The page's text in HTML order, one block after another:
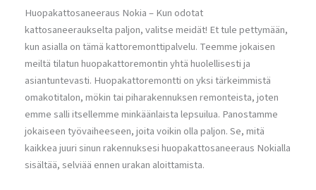
Huopakattosaneeraus Nokia – Kun odotat
kattosaneeraukselta paljon, valitse meidät! Et tule pettymään,
kun asialla on tämä kattoremonttipalvelu. Teemme jokaisen
meiltä tilatun huopakattoremontin yhtä huolellisesti ja
asiantuntevasti. Huopakattoremontti on yksi tärkeimmistä
omakotitalon, mökin tai piharakennuksen remonteista, joten
emme salli itsellemme minkäänlaista lepsuilua. Panostamme
jokaiseen työvaiheeseen, joita voikin olla paljon. Se, mitä
kaikkea juuri sinun rakennuksesi huopakattosaneeraus Nokialla
sisältää, selviää ennen urakan aloittamista.